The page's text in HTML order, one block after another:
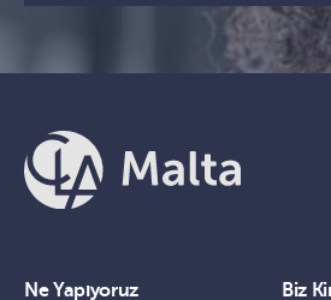
Ne Yapıyoruz Biz